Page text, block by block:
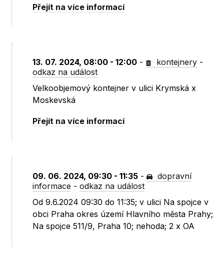
Přejít na více informací
13. 07. 2024, 08:00 - 12:00 - kontejnery -
odkaz na událost
Velkoobjemový kontejner v ulici Krymská x
Moskevská
Přejít na více informací
09. 06. 2024, 09:30 - 11:35 -
dopravní
informace -odkaz na událost
Od 9.6.2024 09:30 do 11:35; v ulici Na spojce v
obci Praha okres území Hlavního města Prahy;
Na spojce 511/9, Praha 10; nehoda; 2 x OA